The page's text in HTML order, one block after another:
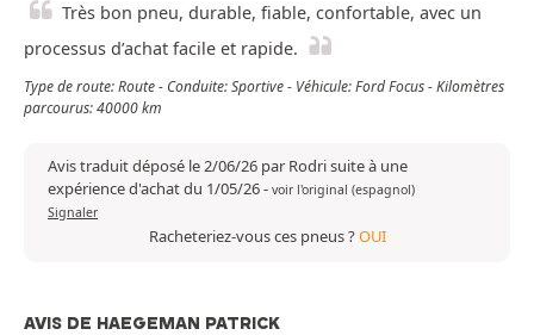
Très bon pneu, durable, fiable, confortable, avec un
processus d’achat facile et rapide.
Type de route: Route - Conduite: Sportive - Véhicule: Ford Focus - Kilomètres
parcourus: 40000 km
Avis traduit déposé le 2/06/26 par Rodri suite à une
expérience d'achat du 1/05/26- voir l'original (espagnol)
Signaler
Racheteriez-vous ces pneus ?OUI
AVIS DE HAEGEMAN PATRICK